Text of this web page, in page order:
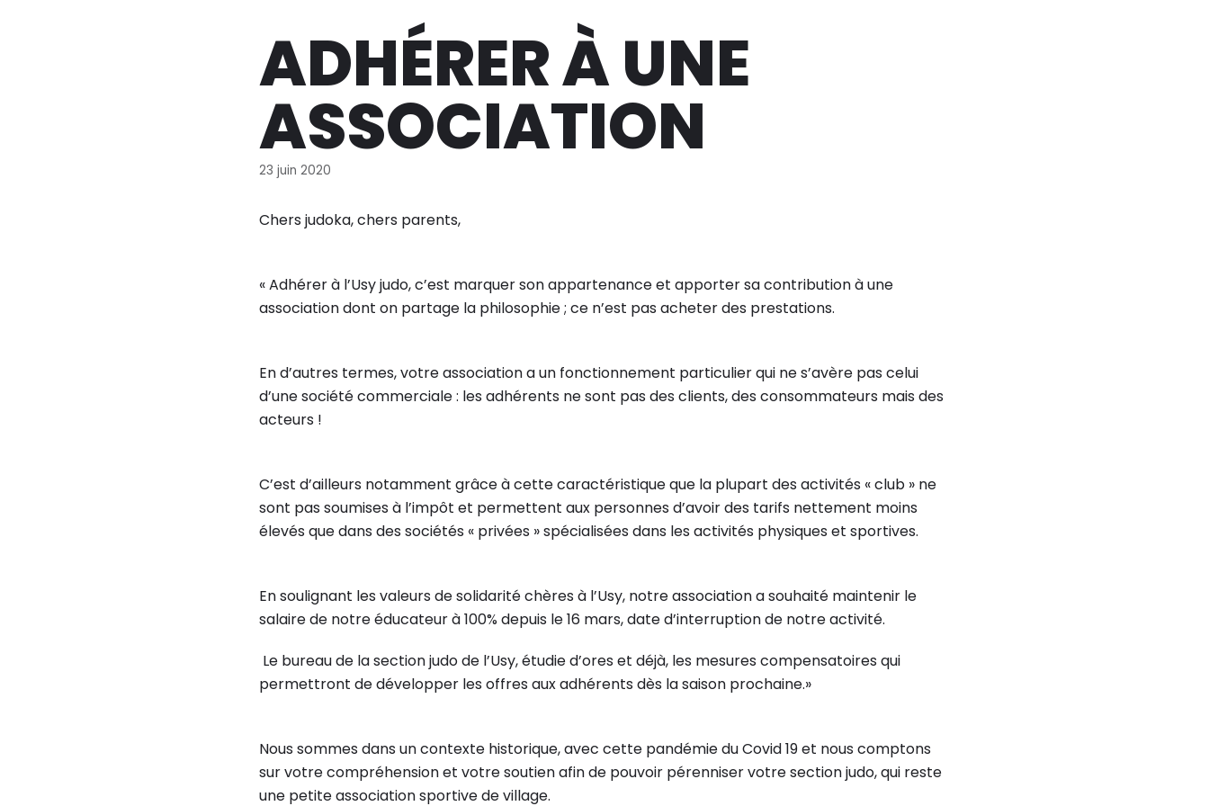
ADHÉRER À UNE
ASSOCIATION
23 juin 2020
Chers judoka, chers parents,
« Adhérer à l’Usy judo, c’est marquer son appartenance et apporter sa contribution à une
association dont on partage la philosophie ; ce n’est pas acheter des prestations.
En d’autres termes, votre association a un fonctionnement particulier qui ne s’avère pas celui
d’une société commerciale : les adhérents ne sont pas des clients, des consommateurs mais des
acteurs !
C’est d’ailleurs notamment grâce à cette caractéristique que la plupart des activités « club » ne
sont pas soumises à l’impôt et permettent aux personnes d’avoir des tarifs nettement moins
élevés que dans des sociétés « privées » spécialisées dans les activités physiques et sportives.
En soulignant les valeurs de solidarité chères à l’Usy, notre association a souhaité maintenir le
salaire de notre éducateur à 100% depuis le 16 mars, date d’interruption de notre activité.
Le bureau de la section judo de l’Usy, étudie d’ores et déjà, les mesures compensatoires qui
permettront de développer les offres aux adhérents dès la saison prochaine.»
Nous sommes dans un contexte historique, avec cette pandémie du Covid 19 et nous comptons
sur votre compréhension et votre soutien afin de pouvoir pérenniser votre section judo, qui reste
une petite association sportive de village.